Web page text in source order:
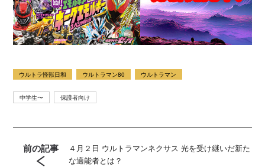
ウルトラ怪獣日和 ウルトラマン80 ウルトラマン
中学生〜 保護者向け
前の記事
４月２日 ウルトラマンネクサス 光を受け継いだ新た
な適能者とは？